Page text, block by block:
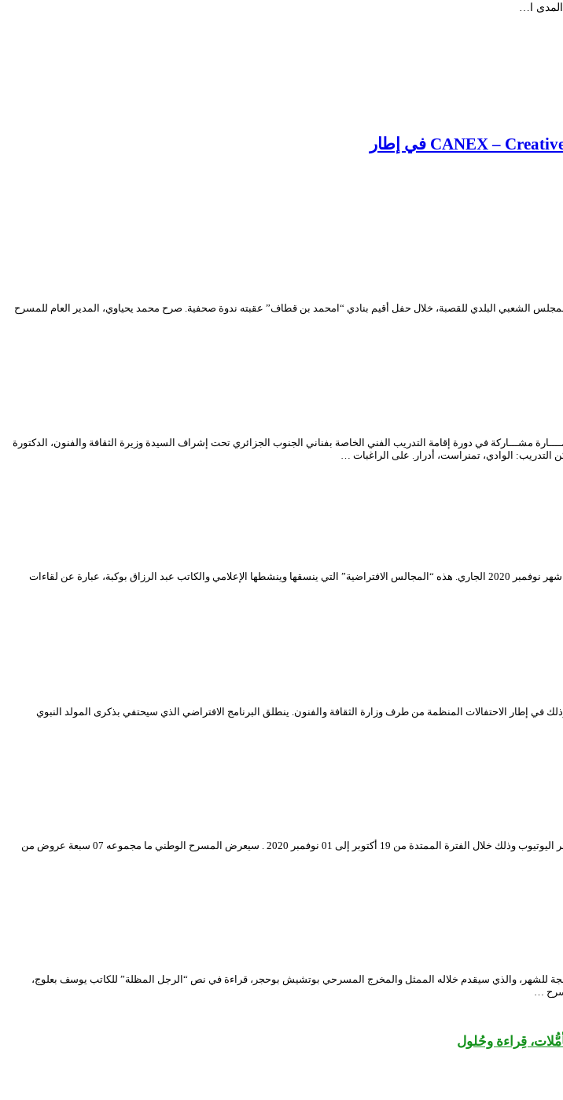
ا…
الدين بشطارزي”، والمجلس الشعبي البلدي للقصبة، خلال حفل أقيم بنادي “امحمد بن قطاف” عقبته ندوة صحفية. صرح محمد يحياوي، المدير العام للمسرح
مشـــاركة في دورة إقامة التدريب الفني الخاصة بفناني الجنوب الجزائري تحت إشراف السيدة وزيرة الثقافة والفنون، الدكتورة
الوادي، تمنراست، أدرار. على الراغبات …
تم وضع برنامج جديد لـ “المجالس الافتراضية” للمسرح الوطني الجزائري “محي الدين بشطارزي” والذي سيتم بثه خلال شهر نوفمبر 2020 الجاري. هذه “المجالس الافتراضية” التي ينسقها وينشطها الإعلامي والكاتب عبد الرزاق بوكبة، عبارة عن لقاءات
إطار الاحتفالات المنظمة من طرف وزارة الثقافة والفنون. ينطلق البرنامج الافتراضي الذي سيحتفي بذكرى المولد النبوي
ينظم المسرح الوطني الجزائري “محي الدين بشطارزي”، عروضا افتراضية لمسرحيات بريطانية، على قناته الرسمية عبر اليوتيوب وذلك خلال الفترة الممتدة من 19 أكتوبر إلى 01 نوفمبر 2020 . سيعرض المسرح الوطني ما مجموعه 07 سبعة عروض من
2020)، ثالث لقاءات “المجالس الافتراضية” المبرمجة للشهر، والذي سيقدم خلاله الممثل والمخرج المسرحي بوتشيش بوحجر، قراءة في نص “الرجل المظلة” للكاتب يوسف بعلوج،
…